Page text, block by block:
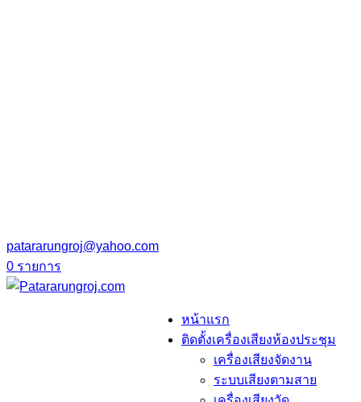
patararungroj@yahoo.com
0 รายการ
หน้าแรก
ติดตั้งเครื่องเสียงห้องประชุม
เครื่องเสียงจัดงาน
ระบบเสียงตามสาย